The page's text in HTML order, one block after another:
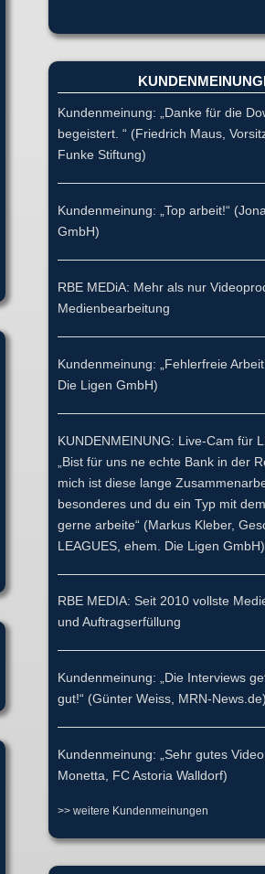
Kundenmeinung: „Danke für die
begeistert. “ (Friedrich Maus,
Funke Stiftung)
Kundenmeinung: „Top arbeit!“
GmbH)
RBE MEDiA: Mehr als nur
Medienbearbeitung
Kundenmeinung: „Fehlerfreie
Die Ligen GmbH)
KUNDENMEINUNG: Live-Cam für
„Bist für uns ne echte Bank in der
mich ist diese lange
besonderes und du ein Typ mit
gerne arbeite“ (Markus Kleber,
LEAGUES, ehem. Die Ligen GmbH)
RBE MEDIA: Seit 2010 vollste
und Auftragserfüllung
Kundenmeinung: „Die Interviews
gut!“ (Günter Weiss, MRN-News.de)
Kundenmeinung: „Sehr gutes
Monetta, FC Astoria Walldorf)
>> weitere Kundenmeinungen